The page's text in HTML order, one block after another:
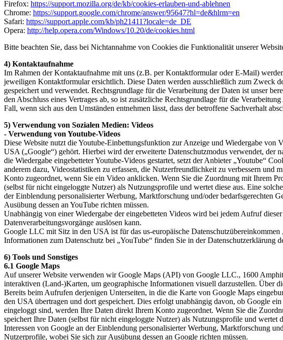
Firefox: https://support.mozilla.org/de/kb/cookies-erlauben-und-ablehnen
Chrome: https://support.google.com/chrome/answer/95647?hl=de&hlrm=en
Safari: https://support.apple.com/kb/ph21411?locale=de_DE
Opera: http://help.opera.com/Windows/10.20/de/cookies.html
Bitte beachten Sie, dass bei Nichtannahme von Cookies die Funktionalität unserer
4) Kontaktaufnahme
Im Rahmen der Kontaktaufnahme mit uns (z.B. per Kontaktformular oder E-Mail)
jeweiligen Kontaktformular ersichtlich. Diese Daten werden ausschließlich zum Zweck
gespeichert und verwendet. Rechtsgrundlage für die Verarbeitung der Daten ist unser
den Abschluss eines Vertrages ab, so ist zusätzliche Rechtsgrundlage für die
Fall, wenn sich aus den Umständen entnehmen lässt, dass der betroffene Sachverhalt
5) Verwendung von Sozialen Medien: Videos
- Verwendung von Youtube-Videos
Diese Website nutzt die Youtube-Einbettungsfunktion zur Anzeige und Wiedergabe
USA („Google“) gehört. Hierbei wird der erweiterte Datenschutzmodus verwendet, der
die Wiedergabe eingebetteter Youtube-Videos gestartet, setzt der Anbieter „Youtube“
anderem dazu, Videostatistiken zu erfassen, die Nutzerfreundlichkeit zu verbessern
Konto zugeordnet, wenn Sie ein Video anklicken. Wenn Sie die Zuordnung mit Ihrem
(selbst für nicht eingeloggte Nutzer) als Nutzungsprofile und wertet diese aus. Eine
der Einblendung personalisierter Werbung, Marktforschung und/oder bedarfsgerechten
Ausübung dessen an YouTube richten müssen.
Unabhängig von einer Wiedergabe der eingebetteten Videos wird bei jedem Aufruf
Datenverarbeitungsvorgänge auslösen kann.
Google LLC mit Sitz in den USA ist für das us-europäische
Informationen zum Datenschutz bei „YouTube“ finden Sie in der Datenschutzerklärung
6) Tools und Sonstiges
6.1 Google Maps
Auf unserer Website verwenden wir Google Maps (API) von Google LLC., 1600
interaktiven (Land-)Karten, um geographische Informationen visuell darzustellen. Über
Bereits beim Aufrufen derjenigen Unterseiten, in die die Karte von Google Maps
den USA übertragen und dort gespeichert. Dies erfolgt unabhängig davon, ob Google
eingeloggt sind, werden Ihre Daten direkt Ihrem Konto zugeordnet. Wenn Sie die
speichert Ihre Daten (selbst für nicht eingeloggte Nutzer) als Nutzungsprofile und
Interessen von Google an der Einblendung personalisierter Werbung, Marktforschung
Nutzerprofile, wobei Sie sich zur Ausübung dessen an Google richten müssen.